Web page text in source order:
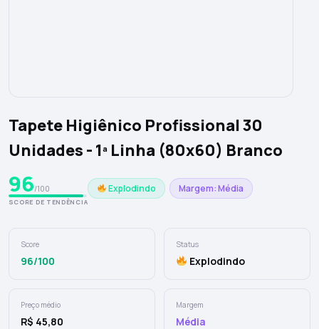
Tapete Higiênico Profissional 30
Unidades - 1ª Linha (80x60) Branco
96/100
SCORE DE TENDÊNCIA
Explodindo Margem: Média
Score
96/100
Status
Explodindo
Preço médio
R$ 45,80
Margem
Média